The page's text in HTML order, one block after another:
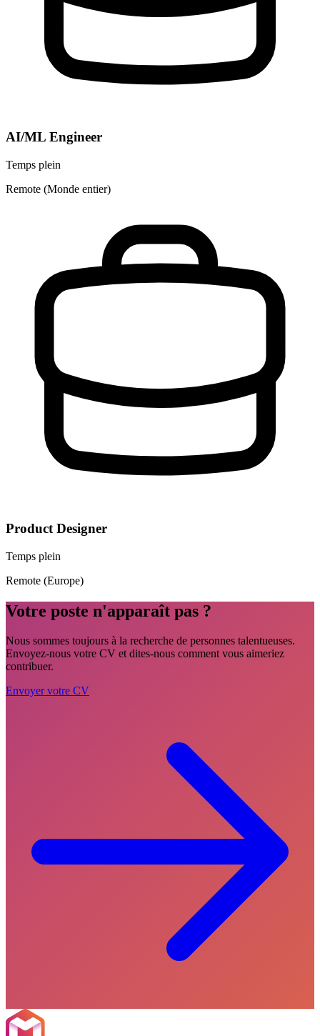
AI/ML Engineer
Temps plein
Remote (Monde entier)
Product Designer
Temps plein
Remote (Europe)
Votre poste n'apparaît pas ?
Nous sommes toujours à la recherche de personnes talentueuses.
Envoyez-nous votre CV et dites-nous comment vous aimeriez
contribuer.
Envoyer votre CV